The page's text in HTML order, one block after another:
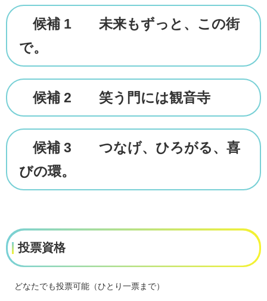
候補 1 未来もずっと、この街
で。
候補 2 笑う門には観音寺
候補 3 つなげ、ひろがる、喜
びの環。
投票資格
どなたでも投票可能（ひとり一票まで）